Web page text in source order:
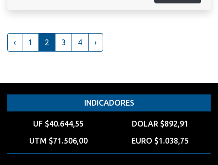
‹ 1 2 3 4 ›
INDICADORES
UF $40.644,55
DOLAR $892,91
UTM $71.506,00
EURO $1.038,75